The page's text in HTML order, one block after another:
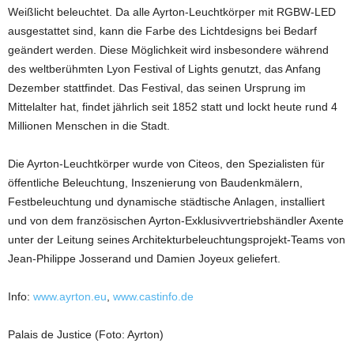
Weißlicht beleuchtet. Da alle Ayrton-Leuchtkörper mit RGBW-LED
ausgestattet sind, kann die Farbe des Lichtdesigns bei Bedarf
geändert werden. Diese Möglichkeit wird insbesondere während
des weltberühmten Lyon Festival of Lights genutzt, das Anfang
Dezember stattfindet. Das Festival, das seinen Ursprung im
Mittelalter hat, findet jährlich seit 1852 statt und lockt heute rund 4
Millionen Menschen in die Stadt.
Die Ayrton-Leuchtkörper wurde von Citeos, den Spezialisten für
öffentliche Beleuchtung, Inszenierung von Baudenkmälern,
Festbeleuchtung und dynamische städtische Anlagen, installiert
und von dem französischen Ayrton-Exklusivvertriebshändler Axente
unter der Leitung seines Architekturbeleuchtungsprojekt-Teams von
Jean-Philippe Josserand und Damien Joyeux geliefert.
Info: www.ayrton.eu www.castinfo.de
Palais de Justice (Foto: Ayrton)